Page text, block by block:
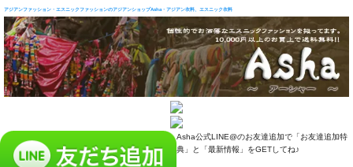
アジアンファッション・エスニックファッションのアジアンショップAsha・アジアン衣料、エスニック衣料
Asha公式LINE@のお友達追加で「お友達追加特
典」と「最新情報」をGETしてね♪